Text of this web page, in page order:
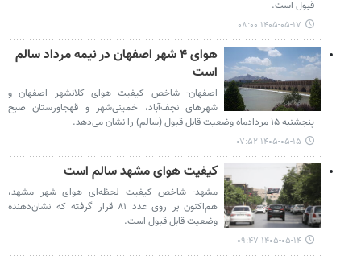
قبول است‌.
۱۴۰۵-۰۵-۱۷ ۰۸:۰۰
هوای ۴ شهر اصفهان در نیمه مرداد سالم
است
اصفهان- شاخص کیفیت هوای کلانشهر اصفهان و
شهرهای نجف‌آباد، خمینی‌شهر و قهجاورستان صبح
پنجشنبه ۱۵ مردادماه وضعیت قابل قبول (سالم) را نشان می‌دهد.
۱۴۰۵-۰۵-۱۵ ۰۷:۵۲
کیفیت هوای مشهد سالم است
مشهد- شاخص کیفیت لحظه‌ای هوای شهر مشهد،
هم‌اکنون بر روی عدد ۸۱ قرار گرفته که نشان‌دهنده
وضعیت قابل قبول است.
۱۴۰۵-۰۵-۱۴ ۰۹:۴۷